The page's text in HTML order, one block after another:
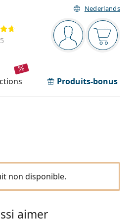
Nederlands
Barre de navigation
Vous êtesVotre
Produits-bonus
non disponible.
aimer